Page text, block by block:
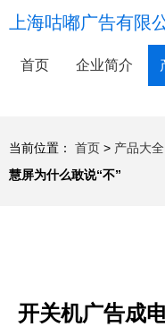
上海咕嘟广告有限
首页 企业简介
当前位置： 首页 > 产品大全
慧屏为什么敢说“不”
开关机广告成